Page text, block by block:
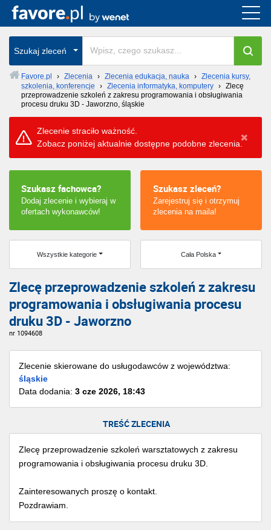
Szukaj zleceń
Favore.pl › Zlecenia › Zlecenia edukacja, nauka › Zlecenia kursy,
szkolenia, konferencje
› Zlecenia informatyka, komputery › Zlecę
przeprowadzenie szkoleń z zakresu programowania i obsługiwania
procesu druku 3D - Jaworzno, śląskie
Zlecenie straciło ważność.
Zobacz poniżej aktualnie dostępne podobne zlecenia.
Szukasz fachowca?
Dodaj zlecenie i wybieraj w
ofertach wykonawców!
Szukasz zleceń?
Zarejestruj się i otrzymuj
zlecenia na maila!
Wszystkie kategorie Cała Polska
Zlecę przeprowadzenie szkoleń z zakresu
programowania i obsługiwania procesu
druku 3D - Jaworzno
nr 1094608
Zlecenie skierowane do usługodawców z województwa:
śląskie
Data dodania: 3 cze 2026, 18:43
TREŚĆ ZLECENIA
Zlecę przeprowadzenie szkoleń warsztatowych z zakresu
programowania i obsługiwania procesu druku 3D.
Zainteresowanych proszę o kontakt.
Pozdrawiam.
Cała Polska
wszystkie w całym kraju